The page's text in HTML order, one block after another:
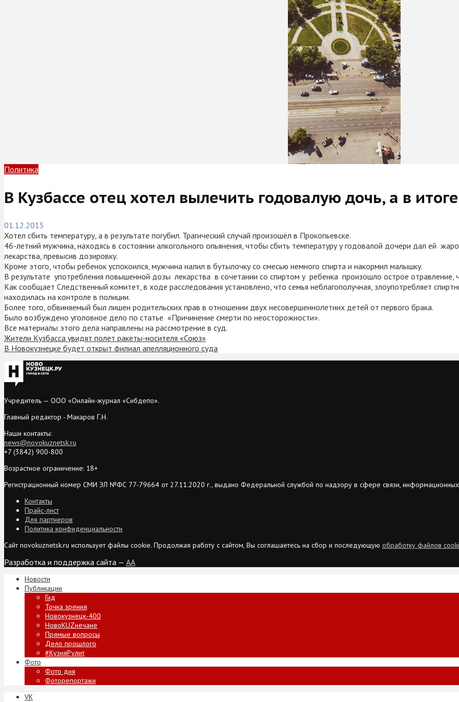
Политика
В Кузбассе отец хотел вылечить годовалую дочь, а в
01.12.2015
Хотел сбить температуру, а в результате погубил. Трагический случай произошёл в Прокопьевске.
46-летний мужчина, находясь в состоянии алкогольного опьянения, чтобы сбить температуру у годовалой дочери дал ей
лекарства, превысив дозировку.
Кроме этого, чтобы ребенок успокоился, мужчина налил в бутылочку со смесью немного спирта и накормил малышку.
В результате употребления повышенной дозы лекарства в сочетании со спиртом у ребенка произошло острое
Как сообщает Следственный комитет, в ходе расследования установлено, что семья неблагополучная, злоупотребляет
находилась на контроле в полиции.
Более того, обвиняемый был лишен родительских прав в отношении двух несовершеннолетних детей от первого брака.
Было возбуждено уголовное дело по статье «Причинение смерти по неосторожности».
Все материалы этого дела направлены на рассмотрение в суд.
Жители Кузбасса увидят полет ракеты-носителя «Союз»
В Новокузнецке будет открыт филиал апелляционного суда
Учредитель — ООО «Онлайн-журнал «Сибдепо».
Главный редактор - Макаров Г.Н.
Наши контакты:
news@novokuznetsk.ru
+7 (3842) 900-800
Возрастное ограничение: 18+
Регистрационный номер СМИ ЭЛ №ФС 77-79664 от 27.11.2020 г., выдано Федеральной службой по надзору в сфере связи, информационных
Контакты
Прайс-лист
Для партнеров
Политика конфиденциальности
Сайт novokuznetsk.ru использует файлы cookie. Продолжая работу с сайтом, Вы соглашаетесь на сбор и последующую обработку файлов
Разработка и поддержка сайта — AA
Новости
Публикации
Гид
Точка зрения
Новокузнецк-400
НовоKUZнечане
Прямые вопросы
Дело прошлого
#КузняРулит
Фото
Фото дня
Фоторепортажи
VK